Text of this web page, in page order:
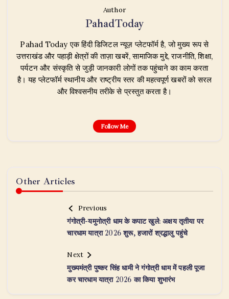
Author
PahadToday
Pahad Today एक हिंदी डिजिटल न्यूज़ प्लेटफॉर्म है, जो मुख्य रूप से
उत्तराखंड और पहाड़ी क्षेत्रों की ताज़ा खबरें, सामाजिक मुद्दे, राजनीति, शिक्षा,
पर्यटन और संस्कृति से जुड़ी जानकारी लोगों तक पहुंचाने का काम करता
है। यह प्लेटफॉर्म स्थानीय और राष्ट्रीय स्तर की महत्वपूर्ण खबरों को सरल
और विश्वसनीय तरीके से प्रस्तुत करता है।
Follow Me
Other Articles
Previous
गंगोत्री-यमुनोत्री धाम के कपाट खुले: अक्षय तृतीया पर
चारधाम यात्रा 2026 शुरू, हजारों श्रद्धालु पहुंचे
Next
मुख्यमंत्री पुष्कर सिंह धामी ने गंगोत्री धाम में पहली पूजा
कर चारधाम यात्रा 2026 का किया शुभारंभ